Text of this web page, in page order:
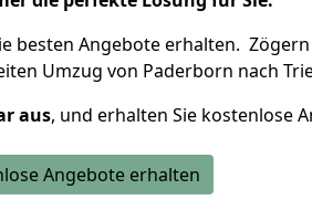
besten Angebote erhalten.
Umzug von Paderborn nach
aus, und erhalten Sie kostenlose
Angebote erhalten